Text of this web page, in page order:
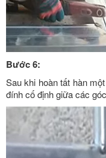
Bước 6:
Sau khi hoàn tất hàn
đính cố định giữa các